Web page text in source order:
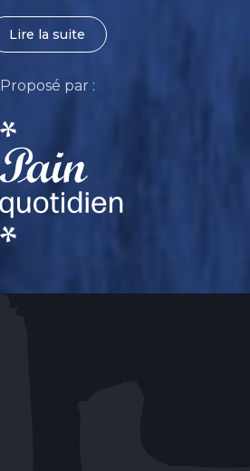
Lire la suite
Proposé par :